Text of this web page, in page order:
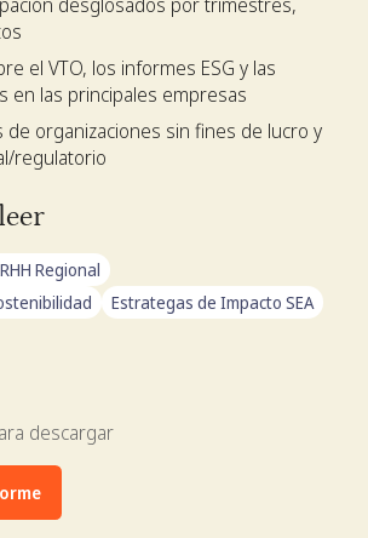
el VTO, los informes ESG y las
en las principales empresas
de organizaciones sin fines de lucro y
regulatorio
Regional
Estrategas de Impacto SEA
descargar